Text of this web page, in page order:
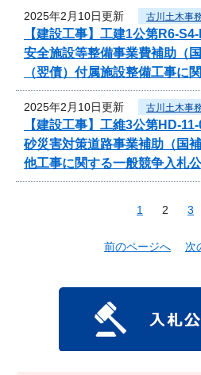
2025年2月10日更新 古川土木事
【建設工事】工建1公第R6-
安全施設等整備事業費補助（
（翌債）付属施設整備工事に
2025年2月10日更新 古川土木事
【建設工事】工維3公第HD-
砂災害対策道路事業補助（国
他工事に関する一般競争入札
1 2 3
前のページへ 次